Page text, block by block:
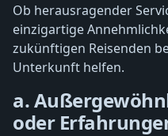
Ob herausragender
einzigartige
zukünftigen Reisenden
Unterkunft helfen.
a.
oder